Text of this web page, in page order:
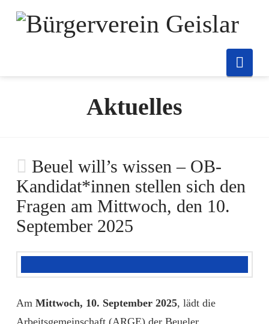
Aktuelles
Beuel will’s wissen – OB-
Kandidat*innen stellen sich den
Fragen am Mittwoch, den 10.
September 2025
Am Mittwoch, 10. September 2025, lädt die
Arbeitsgemeinschaft (ARGE) der Beueler